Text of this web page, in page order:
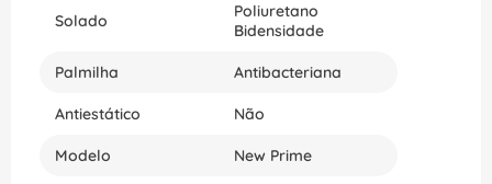
Solado
Poliuretano
Bidensidade
Palmilha Antibacteriana
Antiestático Não
Modelo New Prime